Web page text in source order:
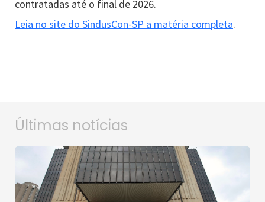
contratadas até o final de 2026.
Leia no site do SindusCon-SP a matéria completa.
Últimas notícias